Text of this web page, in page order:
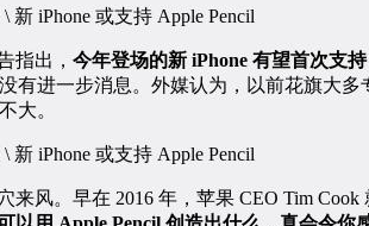
指出， 今年登场的新 iPhone 有望首次支
有进一步消息。外媒认为，以前花旗大多
大。
来风。早在 2016 年，苹果 CEO Tim